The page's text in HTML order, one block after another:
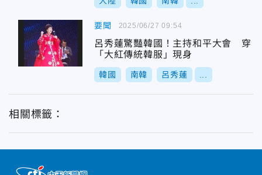
要聞
呂秀蓮驚豔韓國！主持和平大會 穿
「大紅傳統韓服」現身
韓國 南韓 呂秀蓮
2025/06/27 09:54
相關標籤：